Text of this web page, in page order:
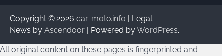
Copyright © 2026 car-moto.info | Legal
News by Ascendoor | Powered byWordPress.
All original content on these pages is fingerprinted and